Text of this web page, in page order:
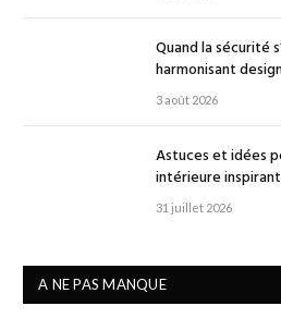
Quand la sécurité
harmonisant
3 août 2026
Astuces et idées
intérieure
31 juillet 2026
A NE PAS MANQUE